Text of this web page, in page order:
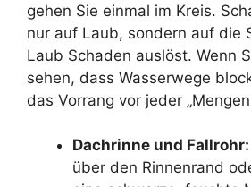
gehen Sie einmal im Kreis.
nur auf Laub, sondern auf die
Laub Schaden auslöst. Wenn
sehen, dass Wasserwege
das Vorrang vor jeder
Dachrinne und Fallrohr:
über den Rinnenrand